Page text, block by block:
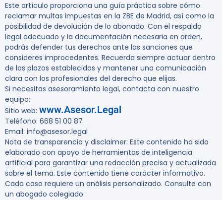
Este artículo proporciona una guía práctica sobre cómo
reclamar multas impuestas en la ZBE de Madrid, así como la
posibilidad de devolución de lo abonado. Con el respaldo
legal adecuado y la documentación necesaria en orden,
podrás defender tus derechos ante las sanciones que
consideres improcedentes. Recuerda siempre actuar dentro
de los plazos establecidos y mantener una comunicación
clara con los profesionales del derecho que elijas.
Si necesitas asesoramiento legal, contacta con nuestro
equipo:
Sitio web: www.Asesor.Legal
Teléfono: 668 51 00 87
Email: info@asesor.legal
Nota de transparencia y disclaimer: Este contenido ha sido
elaborado con apoyo de herramientas de inteligencia
artificial para garantizar una redacción precisa y actualizada
sobre el tema. Este contenido tiene carácter informativo.
Cada caso requiere un análisis personalizado. Consulte con
un abogado colegiado.